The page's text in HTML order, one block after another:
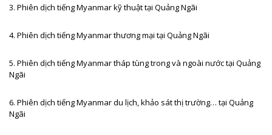
3. Phiên dịch tiếngMyanmar kỹ thuật tại Quảng Ngãi
4. Phiên dịch tiếngMyanmar thương mại tại Quảng Ngãi
5. Phiên dịch tiếngMyanmar tháp tùng trong và ngoài nước tại Quảng
Ngãi
6. Phiên dịch tiếngMyanmar du lịch, khảo sát thị trường… tại Quảng
Ngãi